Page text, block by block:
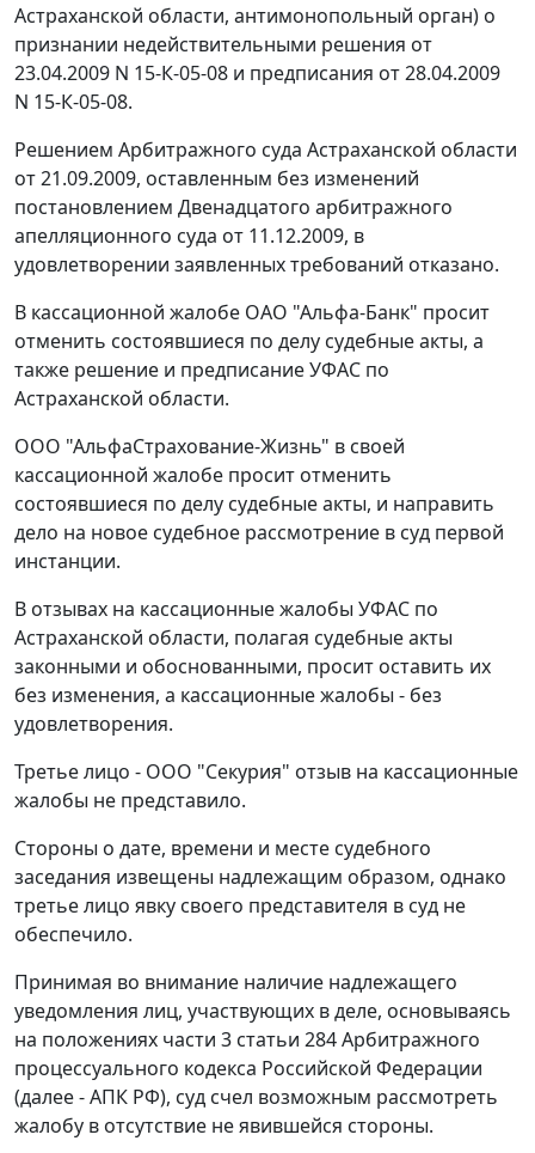
Астраханской области, антимонопольный орган) о
признании недействительными решения от
23.04.2009 N 15-К-05-08 и предписания от 28.04.2009
N 15-К-05-08.
Решением Арбитражного суда Астраханской области
от 21.09.2009, оставленным без изменений
постановлением Двенадцатого арбитражного
апелляционного суда от 11.12.2009, в
удовлетворении заявленных требований отказано.
В кассационной жалобе ОАО "Альфа-Банк" просит
отменить состоявшиеся по делу судебные акты, а
также решение и предписание УФАС по
Астраханской области.
ООО "АльфаСтрахование-Жизнь" в своей
кассационной жалобе просит отменить
состоявшиеся по делу судебные акты, и направить
дело на новое судебное рассмотрение в суд первой
инстанции.
В отзывах на кассационные жалобы УФАС по
Астраханской области, полагая судебные акты
законными и обоснованными, просит оставить их
без изменения, а кассационные жалобы - без
удовлетворения.
Третье лицо - ООО "Секурия" отзыв на кассационные
жалобы не представило.
Стороны о дате, времени и месте судебного
заседания извещены надлежащим образом, однако
третье лицо явку своего представителя в суд не
обеспечило.
Принимая во внимание наличие надлежащего
уведомления лиц, участвующих в деле, основываясь
на положениях части 3 статьи 284Арбитражного
процессуального кодекса Российской Федерации
(далее - АПК РФ), суд счел возможным рассмотреть
жалобу в отсутствие не явившейся стороны.